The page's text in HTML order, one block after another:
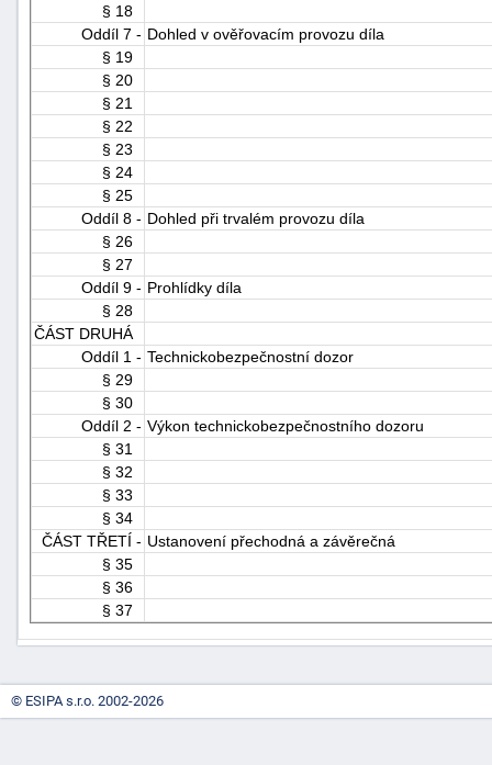
§ 18
Oddíl 7 - Dohled v ověřovacím provozu díla
§ 19
§ 20
§ 21
§ 22
§ 23
§ 24
§ 25
Oddíl 8 - Dohled při trvalém provozu díla
§ 26
§ 27
Oddíl 9 - Prohlídky díla
§ 28
ČÁST DRUHÁ
Oddíl 1 - Technickobezpečnostní dozor
§ 29
§ 30
Oddíl 2 - Výkon technickobezpečnostního dozoru
§ 31
§ 32
§ 33
§ 34
ČÁST TŘETÍ - Ustanovení přechodná a závěrečná
§ 35
§ 36
§ 37
"náhradě
škod"
© ESIPA s.r.o. 2002-2026